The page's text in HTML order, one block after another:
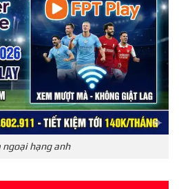
ngoại hạng anh